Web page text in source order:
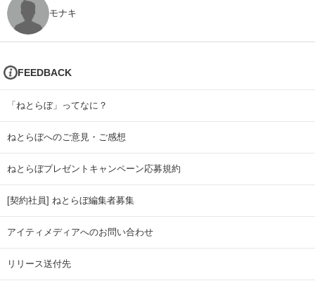
モナキ
FEEDBACK
「ねとらぼ」ってなに？
ねとらぼへのご意見・ご感想
ねとらぼプレゼントキャンペーン応募規約
[契約社員] ねとらぼ編集者募集
アイティメディアへのお問い合わせ
リリース送付先